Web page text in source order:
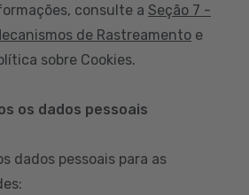
consulte a Seção 7 -
de Rastreamento e
sobre Cookies.
os dados pessoais
dados pessoais para as